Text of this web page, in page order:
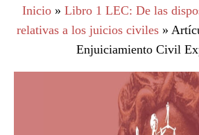
Inicio» Libro 1 LEC: De las
relativas a los juicios civiles»
Enjuiciamiento Civil